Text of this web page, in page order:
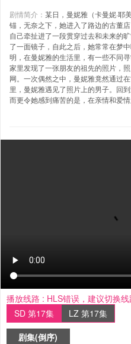
剧情简介： 某日，曼妮雅（卡曼妮·耶
锚，无奈之下，她进入了路边的古董
自己牵扯进了一段贯穿过去和未来的
了一面镜子，自此之后，她常常在梦
明，在曼妮雅的生活里，有一些不同
家里发现了一张朋友的祖先的照片，
网。一次偶然之中，曼妮雅竟然通过
里，曼妮雅遇见了照片上的男子。回
而更令她感到痛苦的是，在亲情和爱
播放线路 : HLS错误，建议切换线
SD 第17集
LZ 第17集
剧集(倒序)